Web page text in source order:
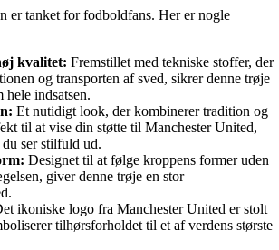
er tanket for fodboldfans. Her er nogle
kvalitet: Fremstillet med tekniske stoffer, der
og transporten af sved, sikrer denne trøje
hele indsatsen.
Et nutidigt look, der kombinerer tradition og
til at vise din støtte til Manchester United,
ser stilfuld ud.
Designet til at følge kroppens former uden
giver denne trøje en stor
ikoniske logo fra Manchester United er stolt
tilhørsforholdet til et af verdens største